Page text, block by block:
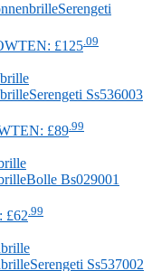
Serengeti
£125 .09
Serengeti Ss536003
£89 .99
Bolle Bs029001
£62 .99
Serengeti Ss537002